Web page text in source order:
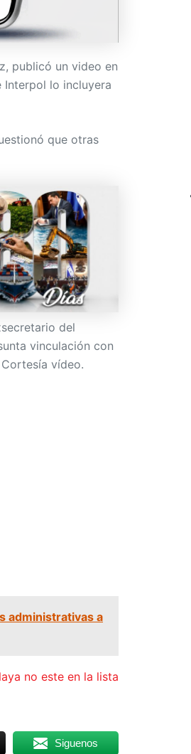
publicó un video en
Interpol lo incluyera
que otras
del
vinculación con
vídeo.
administrativas a
no este en la lista
Siguenos